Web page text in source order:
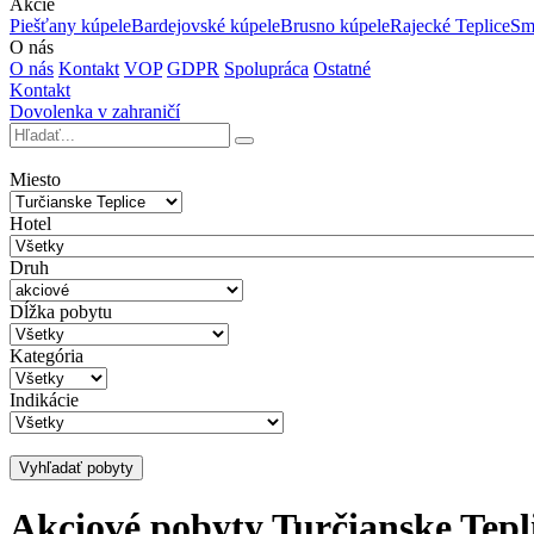
Akcie
Piešťany kúpeleBardejovské kúpeleBrusno kúpeleRajecké Teplice
O nás
O nás Kontakt VOP GDPR Spolupráca Ostatné
Kontakt
Dovolenka v zahraničí
Miesto
Hotel
Druh
Dĺžka pobytu
Kategória
Indikácie
Vyhľadať pobyty